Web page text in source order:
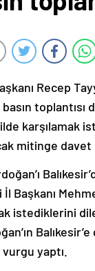
Recep
toplantısı
karşılamak
mitinge
Başkanı
istediklerini
yaptı.